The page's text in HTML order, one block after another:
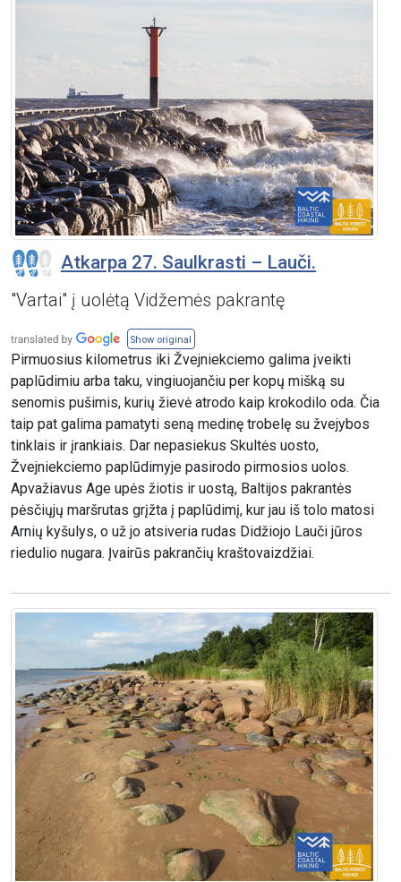
Atkarpa 27. Saulkrasti – Lauči.
"Vartai" į uolėtą Vidžemės pakrantę
Show original
Pirmuosius kilometrus iki Žvejniekciemo galima įveikti
paplūdimiu arba taku, vingiuojančiu per kopų mišką su
senomis pušimis, kurių žievė atrodo kaip krokodilo oda. Čia
taip pat galima pamatyti seną medinę trobelę su žvejybos
tinklais ir įrankiais. Dar nepasiekus Skultės uosto,
Žvejniekciemo paplūdimyje pasirodo pirmosios uolos.
Apvažiavus Age upės žiotis ir uostą, Baltijos pakrantės
pėsčiųjų maršrutas grįžta į paplūdimį, kur jau iš tolo matosi
Arnių kyšulys, o už jo atsiveria rudas Didžiojo Lauči jūros
riedulio nugara. Įvairūs pakrančių kraštovaizdžiai.